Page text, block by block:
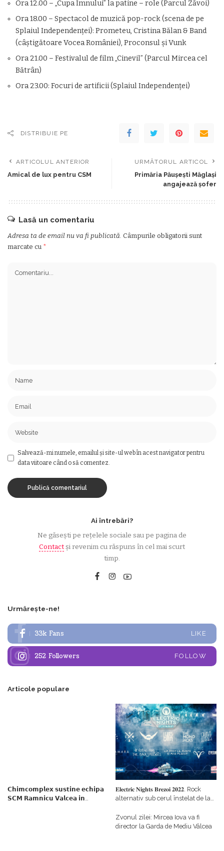
Ora 12.00 – „Cupa Imnului” la patine – role (Parcul Zăvoi)
Ora 18.00 – Spectacol de muzică pop-rock (scena de pe
Splaiul Independenţei): Prometeu, Cristina Bălan & Band
(câştigătoare Vocea României), Proconsul şi Vunk
Ora 21.00 – Festivalul de film „Cinevil” (Parcul Mircea cel
Bătrân)
Ora 23.00: Focuri de artificii (Splaiul Independenţei)
DISTRIBUIE PE
ARTICOLUL ANTERIOR
Amical de lux pentru CSM
URMĂTORUL ARTICOL
Primăria Păuşeşti Măglaşi
angajează şofer
Lasă un comentariu
Adresa ta de email nu va fi publicată. Câmpurile obligatorii sunt
marcate cu *
Salvează-mi numele, emailul și site-ul web în acest navigator pentru
data viitoare când o să comentez.
Ai întrebări?
Ne găsești pe rețelele sociale sau pe pagina de
Contactși revenim cu răspuns în cel mai scurt
timp.
Urmărește-ne!
33k Fans LIKE
252 Followers FOLLOW
Articole populare
𝗖𝗵𝗶𝗺𝗰𝗼𝗺𝗽𝗹𝗲𝘅 𝘀𝘂𝘀𝘁𝗶𝗻𝗲 𝗲𝗰𝗵𝗶𝗽𝗮
𝗦𝗖𝗠 𝗥𝗮𝗺𝗻𝗶𝗰𝘂 𝗩𝗮𝗹𝗰𝗲𝗮 𝗶𝗻
𝐄𝐥𝐞𝐜𝐭𝐫𝐢𝐜 𝐍𝐢𝐠𝐡𝐭𝐬 𝐁𝐫𝐞𝐳𝐨𝐢 𝟐𝟎𝟐𝟐. Rock
alternativ sub cerul înstelat de la
Zvonul zilei: Mircea Iova va fi
director la Garda de Mediu Vâlcea